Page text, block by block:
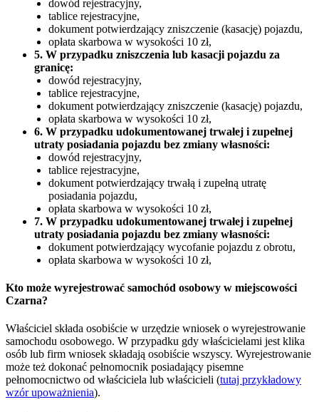
dowód rejestracyjny,
tablice rejestracyjne,
dokument potwierdzający zniszczenie (kasację) pojazdu,
opłata skarbowa w wysokości 10 zł,
5. W przypadku zniszczenia lub kasacji pojazdu za
granicę:
dowód rejestracyjny,
tablice rejestracyjne,
dokument potwierdzający zniszczenie (kasację) pojazdu,
opłata skarbowa w wysokości 10 zł,
6. W przypadku udokumentowanej trwałej i zupełnej
utraty posiadania pojazdu bez zmiany własności:
dowód rejestracyjny,
tablice rejestracyjne,
dokument potwierdzający trwałą i zupełną utratę
posiadania pojazdu,
opłata skarbowa w wysokości 10 zł,
7. W przypadku udokumentowanej trwałej i zupełnej
utraty posiadania pojazdu bez zmiany własności:
dokument potwierdzający wycofanie pojazdu z obrotu,
opłata skarbowa w wysokości 10 zł,
Kto może wyrejestrować samochód osobowy w miejscowości
Czarna?
Właściciel składa osobiście w urzędzie wniosek o wyrejestrowanie
samochodu osobowego. W przypadku gdy właścicielami jest klika
osób lub firm wniosek składają osobiście wszyscy. Wyrejestrowanie
może też dokonać pełnomocnik posiadający pisemne
pełnomocnictwo od właściciela lub właścicieli (tutaj przykładowy
wzór upoważnienia).